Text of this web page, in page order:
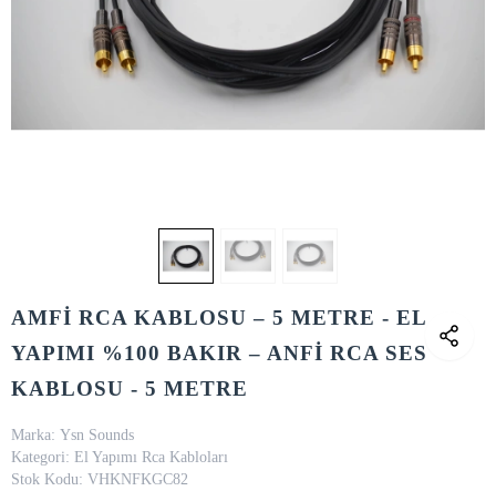
AMFİ RCA KABLOSU – 5 METRE - EL
YAPIMI %100 BAKIR – ANFİ RCA SES
KABLOSU - 5 METRE
Marka: Ysn Sounds
Kategori: El Yapımı Rca Kabloları
Stok Kodu: VHKNFKGC82